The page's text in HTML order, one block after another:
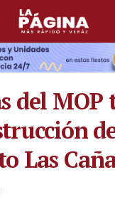
del MOP
Las